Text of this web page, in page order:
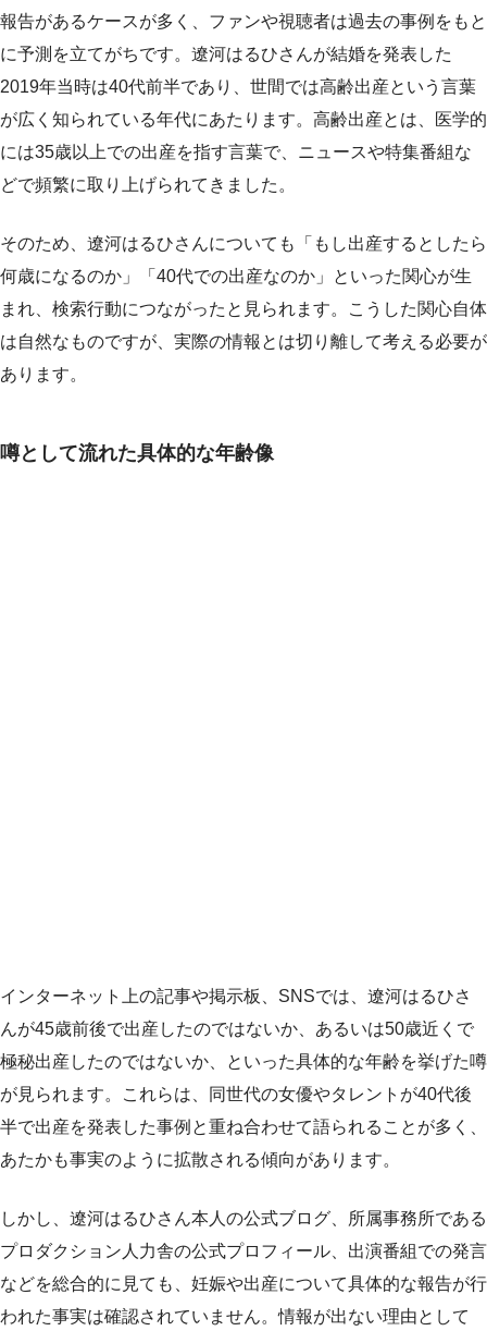
報告があるケースが多く、ファンや視聴者は過去の事例をもと
に予測を立てがちです。遼河はるひさんが結婚を発表した
2019年当時は40代前半であり、世間では高齢出産という言葉
が広く知られている年代にあたります。高齢出産とは、医学的
には35歳以上での出産を指す言葉で、ニュースや特集番組な
どで頻繁に取り上げられてきました。
そのため、遼河はるひさんについても「もし出産するとしたら
何歳になるのか」「40代での出産なのか」といった関心が生
まれ、検索行動につながったと見られます。こうした関心自体
は自然なものですが、実際の情報とは切り離して考える必要が
あります。
噂として流れた具体的な年齢像
インターネット上の記事や掲示板、SNSでは、遼河はるひさ
んが45歳前後で出産したのではないか、あるいは50歳近くで
極秘出産したのではないか、といった具体的な年齢を挙げた噂
が見られます。これらは、同世代の女優やタレントが40代後
半で出産を発表した事例と重ね合わせて語られることが多く、
あたかも事実のように拡散される傾向があります。
しかし、遼河はるひさん本人の公式ブログ、所属事務所である
プロダクション人力舎の公式プロフィール、出演番組での発言
などを総合的に見ても、妊娠や出産について具体的な報告が行
われた事実は確認されていません。情報が出ない理由として